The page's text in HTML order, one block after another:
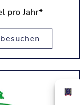
pro Jahr*